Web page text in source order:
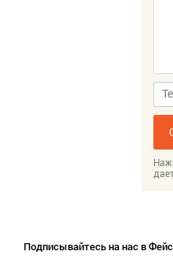
Подписывайтесь на нас в